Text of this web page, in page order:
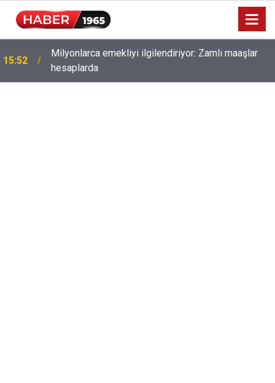
15:52
Milyonlarca emekliyi ilgilendiriyor: Zamlı maaşlar
hesaplarda